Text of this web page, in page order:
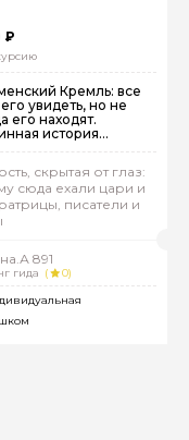
₽
Кремль: все
его увидеть, но не
его находят.
история
крепости
скрытая от глаз:
сюда ехали цари и
писатели и
891
гида (
0)